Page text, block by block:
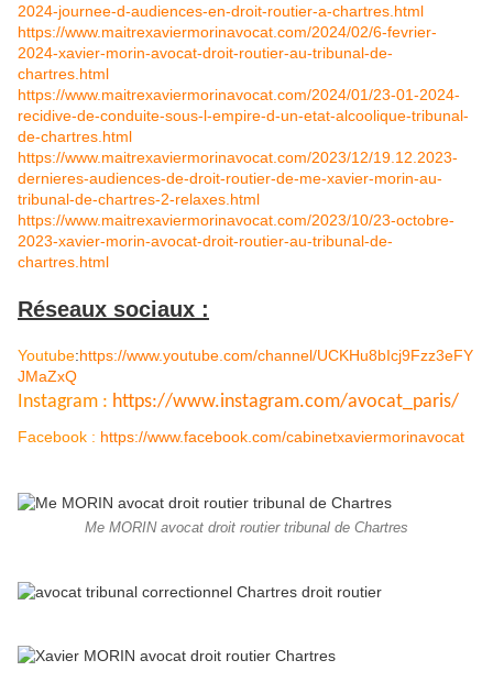
2024-journee-d-audiences-en-droit-routier-a-chartres.html
https://www.maitrexaviermorinavocat.com/2024/02/6-fevrier-
2024-xavier-morin-avocat-droit-routier-au-tribunal-de-
chartres.html
https://www.maitrexaviermorinavocat.com/2024/01/23-01-2024-
recidive-de-conduite-sous-l-empire-d-un-etat-alcoolique-tribunal-
de-chartres.html
https://www.maitrexaviermorinavocat.com/2023/12/19.12.2023-
dernieres-audiences-de-droit-routier-de-me-xavier-morin-au-
tribunal-de-chartres-2-relaxes.html
https://www.maitrexaviermorinavocat.com/2023/10/23-octobre-
2023-xavier-morin-avocat-droit-routier-au-tribunal-de-
chartres.html
Réseaux sociaux :
Youtube:https://www.youtube.com/channel/UCKHu8bIcj9Fzz3eFY
JMaZxQ
Instagram : https://www.instagram.com/avocat_paris/
Facebook : https://www.facebook.com/cabinetxaviermorinavocat
Me MORIN avocat droit routier tribunal de Chartres